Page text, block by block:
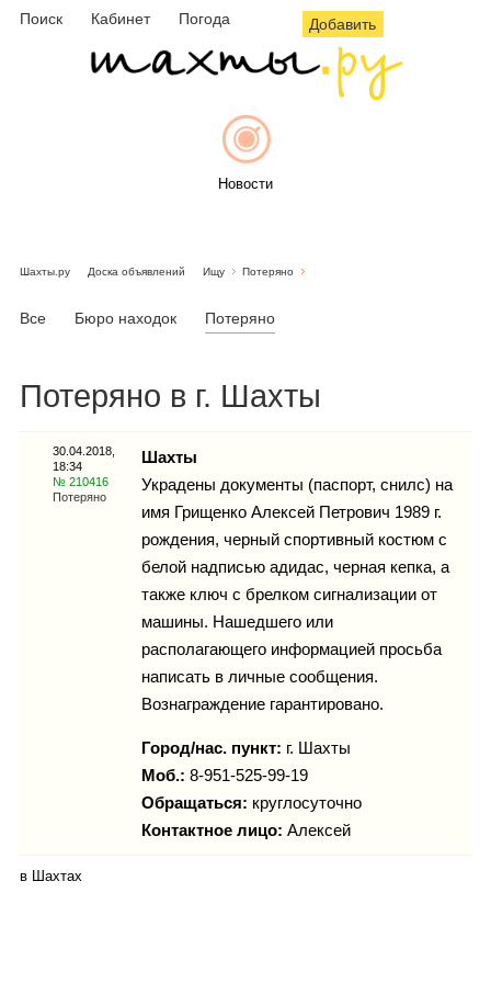
Поиск Кабинет Погода Добавить
Новости
Объявления
Каталог
Инфо
Гороскоп
Карты
Шахты.ру Доска объявлений Ищу Потеряно
Все Бюро находок Потеряно
Потеряно в г. Шахты
30.04.2018,
18:34
№ 210416
Потеряно
Шахты
Украдены документы (паспорт, снилс) на
имя Грищенко Алексей Петрович 1989 г.
рождения, черный спортивный костюм с
белой надписью адидас, черная кепка, а
также ключ с брелком сигнализации от
машины. Нашедшего или
располагающего информацией просьба
написать в личные сообщения.
Вознаграждение гарантировано.
Город/нас. пункт: г. Шахты
Моб.: 8-951-525-99-19
Обращаться: круглосуточно
Контактное лицо: Алексей
в Шахтах